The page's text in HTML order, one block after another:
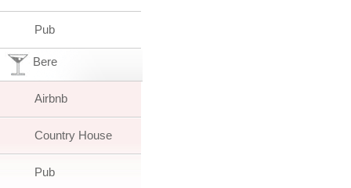
Pub
Bere
Airbnb
Country House
Pub